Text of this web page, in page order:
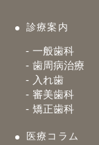
診療案内
一般歯科
歯周病治療
入れ歯
審美歯科
矯正歯科
医療コラム